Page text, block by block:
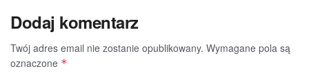
Dodaj komentarz
Twój adres email nie zostanie opublikowany. Wymagane pola są
oznaczone *